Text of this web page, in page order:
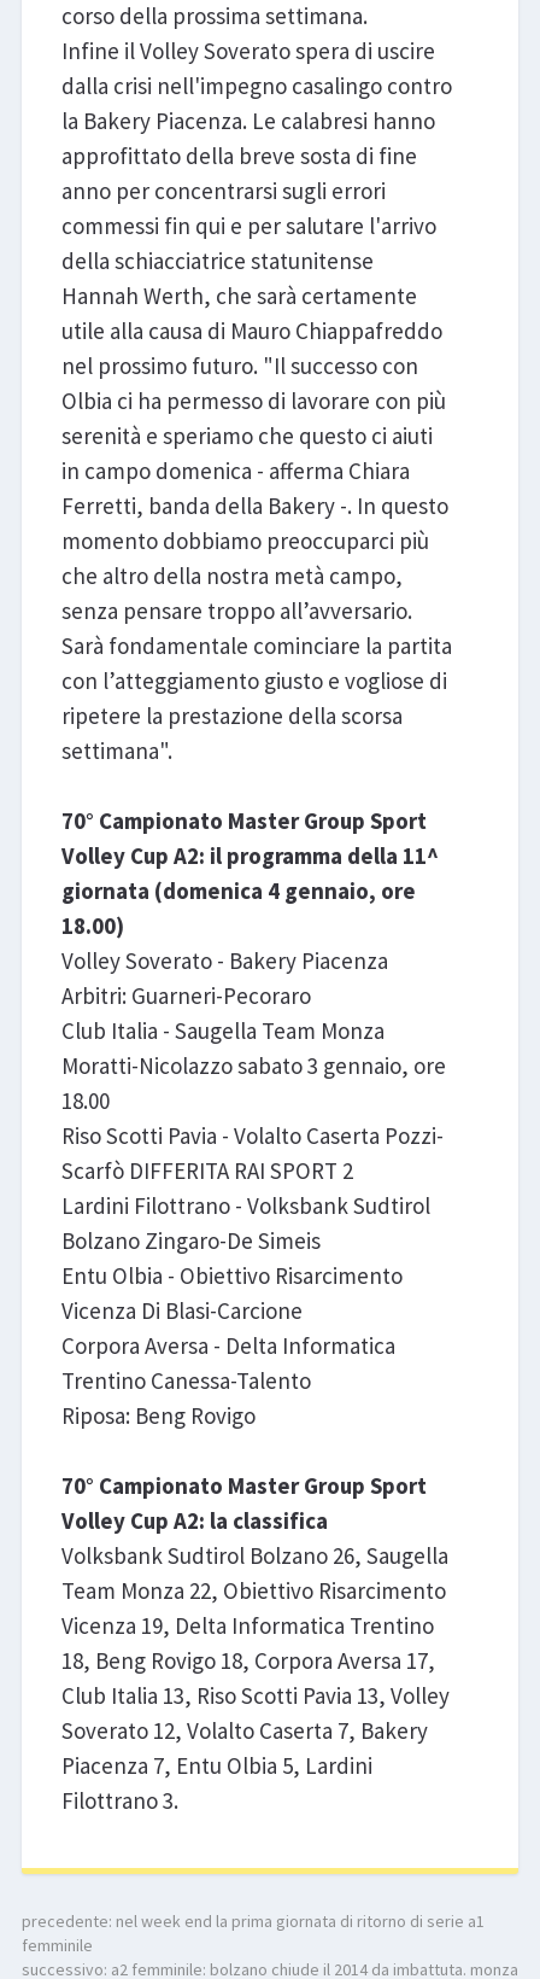
corso della prossima settimana.
Infine il Volley Soverato spera di uscire
dalla crisi nell'impegno casalingo contro
la Bakery Piacenza. Le calabresi hanno
approfittato della breve sosta di fine
anno per concentrarsi sugli errori
commessi fin qui e per salutare l'arrivo
della schiacciatrice statunitense
Hannah Werth, che sarà certamente
utile alla causa di Mauro Chiappafreddo
nel prossimo futuro. "Il successo con
Olbia ci ha permesso di lavorare con più
serenità e speriamo che questo ci aiuti
in campo domenica - afferma Chiara
Ferretti, banda della Bakery -. In questo
momento dobbiamo preoccuparci più
che altro della nostra metà campo,
senza pensare troppo all’avversario.
Sarà fondamentale cominciare la partita
con l’atteggiamento giusto e vogliose di
ripetere la prestazione della scorsa
settimana".
70° Campionato Master Group Sport
Volley Cup A2: il programma della 11^
giornata (domenica 4 gennaio, ore
18.00)
Volley Soverato - Bakery Piacenza
Arbitri: Guarneri-Pecoraro
Club Italia - Saugella Team Monza
Moratti-Nicolazzo sabato 3 gennaio, ore
18.00
Riso Scotti Pavia - Volalto Caserta Pozzi-
Scarfò DIFFERITA RAI SPORT 2
Lardini Filottrano - Volksbank Sudtirol
Bolzano Zingaro-De Simeis
Entu Olbia - Obiettivo Risarcimento
Vicenza Di Blasi-Carcione
Corpora Aversa - Delta Informatica
Trentino Canessa-Talento
Riposa: Beng Rovigo
70° Campionato Master Group Sport
Volley Cup A2: la classifica
Volksbank Sudtirol Bolzano 26, Saugella
Team Monza 22, Obiettivo Risarcimento
Vicenza 19, Delta Informatica Trentino
18, Beng Rovigo 18, Corpora Aversa 17,
Club Italia 13, Riso Scotti Pavia 13, Volley
Soverato 12, Volalto Caserta 7, Bakery
Piacenza 7, Entu Olbia 5, Lardini
Filottrano 3.
precedente: nel week end la prima giornata di ritorno di serie a1
femminile
successivo: a2 femminile: bolzano chiude il 2014 da imbattuta. monza